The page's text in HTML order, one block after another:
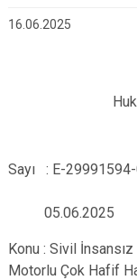
16.06.2025
Sayı : E-
05.06.2025
Konu : Sivil
Motorlu Çok Hafif